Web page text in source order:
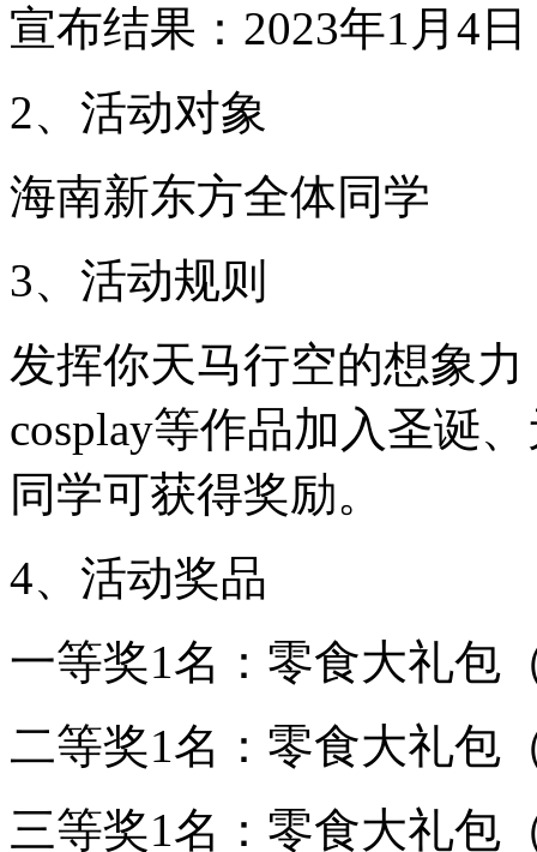
宣布结果：2023年1月4日
2、活动对象
海南新东方全体同学
3、活动规则
发挥你天马行空的想象
cosplay等作品加入圣诞
同学可获得奖励。
4、活动奖品
一等奖1名：零食大礼包
二等奖1名：零食大礼包
三等奖1名：零食大礼包